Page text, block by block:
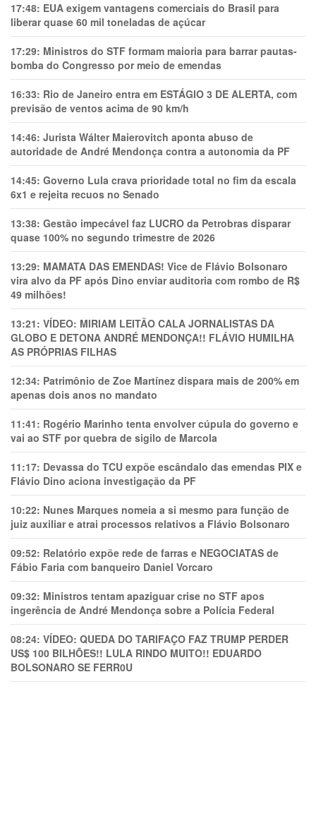
17:48: EUA exigem vantagens comerciais do Brasil para
liberar quase 60 mil toneladas de açúcar
17:29: Ministros do STF formam maioria para barrar pautas-
bomba do Congresso por meio de emendas
16:33: Rio de Janeiro entra em ESTÁGIO 3 DE ALERTA, com
previsão de ventos acima de 90 km/h
14:46: Jurista Wálter Maierovitch aponta abuso de
autoridade de André Mendonça contra a autonomia da PF
14:45: Governo Lula crava prioridade total no fim da escala
6x1 e rejeita recuos no Senado
13:38: Gestão impecável faz LUCRO da Petrobras disparar
quase 100% no segundo trimestre de 2026
13:29: MAMATA DAS EMENDAS! Vice de Flávio Bolsonaro
vira alvo da PF após Dino enviar auditoria com rombo de R$
49 milhões!
13:21: VÍDEO: MIRIAM LEITÃO CALA JORNALISTAS DA
GLOBO E DETONA ANDRÉ MENDONÇA!! FLÁVIO HUMILHA
AS PRÓPRIAS FILHAS
12:34: Patrimônio de Zoe Martínez dispara mais de 200% em
apenas dois anos no mandato
11:41: Rogério Marinho tenta envolver cúpula do governo e
vai ao STF por quebra de sigilo de Marcola
11:17: Devassa do TCU expõe escândalo das emendas PIX e
Flávio Dino aciona investigação da PF
10:22: Nunes Marques nomeia a si mesmo para função de
juiz auxiliar e atrai processos relativos a Flávio Bolsonaro
09:52: Relatório expõe rede de farras e NEGOCIATAS de
Fábio Faria com banqueiro Daniel Vorcaro
09:32: Ministros tentam apaziguar crise no STF apos
ingerência de André Mendonça sobre a Polícia Federal
08:24: VÍDEO: QUEDA DO TARIFAÇO FAZ TRUMP PERDER
US$ 100 BILHÕES!! LULA RINDO MUITO!! EDUARDO
BOLSONARO SE FERR0U